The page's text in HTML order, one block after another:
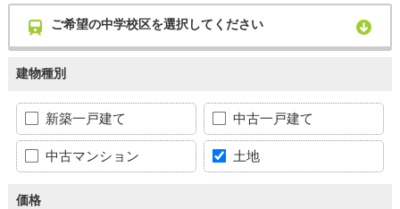
ご希望の中学校区を選択してください
建物種別
新築一戸建て 中古一戸建て
中古マンション 土地
価格